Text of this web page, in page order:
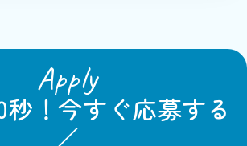
Apply
！今すぐ応募する
／